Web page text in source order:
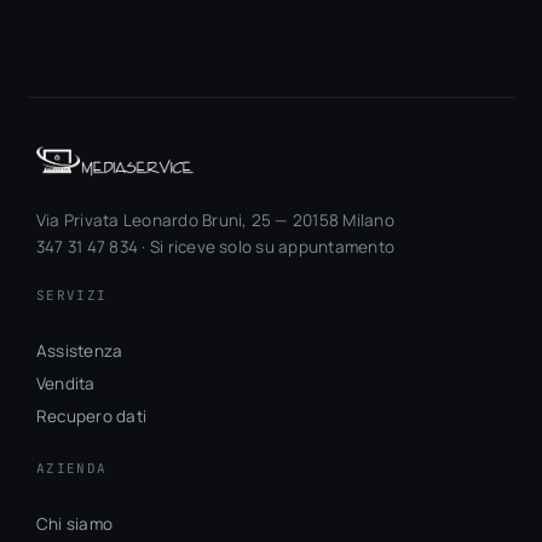
Via Privata Leonardo Bruni, 25 — 20158 Milano
347 31 47 834 · Si riceve solo su appuntamento
SERVIZI
Assistenza
Vendita
Recupero dati
AZIENDA
Chi siamo